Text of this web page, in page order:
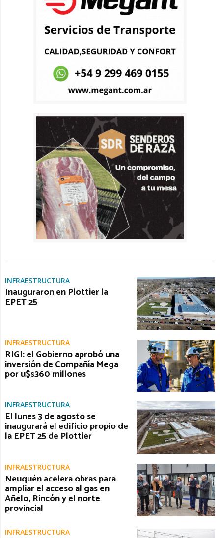
INFRAESTRUCTURA
Inauguraron en Plottier la
EPET 25
INFRAESTRUCTURA
RIGI: el Gobierno aprobó una
inversión de Compañía Mega
por u$s360 millones
INFRAESTRUCTURA
El lunes 3 de agosto se
inaugurará el edificio propio de
la EPET 25 de Plottier
INFRAESTRUCTURA
Neuquén acelera obras para
ampliar el acceso al gas en
Añelo, Rincón y el norte
provincial
INFRAESTRUCTURA